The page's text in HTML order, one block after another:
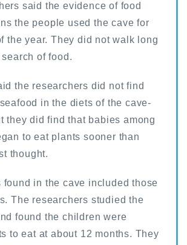
said the evidence of food
the people used the cave for
the year. They did not walk long
of food.
the researchers did not find
in the diets of the cave-
they did find that babies among
to eat plants sooner than
thought.
found in the cave included those
The researchers studied the
found the children were
to eat at about 12 months. They